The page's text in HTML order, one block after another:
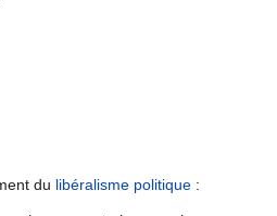
du libéralisme politique :